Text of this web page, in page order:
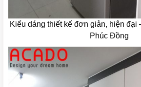
Kiểu dáng thiết kế đơn giản, hiện đại
Phúc Đồng